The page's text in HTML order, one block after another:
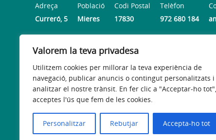
Valorem la teva privadesa
Utilitzem cookies per millorar la teva experiència de
navegació, publicar anuncis o contingut personalitzats i
analitzar el nostre trànsit. En fer clic a "Acceptar-ho tot",
acceptes l'ús que fem de les cookies.
Personalitzar Rebutjar Accepta-ho tot
Adreça
Curreró, 5
Població
Mieres
Codi Postal
17830
Telèfon
972 680 184
Horari
Dilluns, dimecres i divendres: 9.30 a 13.30 h | Dimarts
Avís legal Política de privacitat